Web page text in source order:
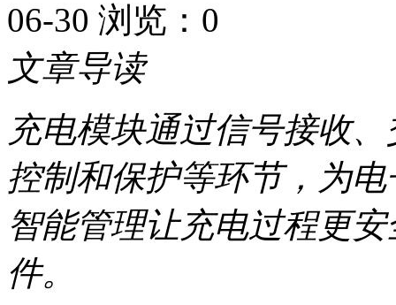
06-30 浏览： 0
文章导读
充电模块通过信号接收
控制和保护等环节，为
智能管理让充电过程更
件。